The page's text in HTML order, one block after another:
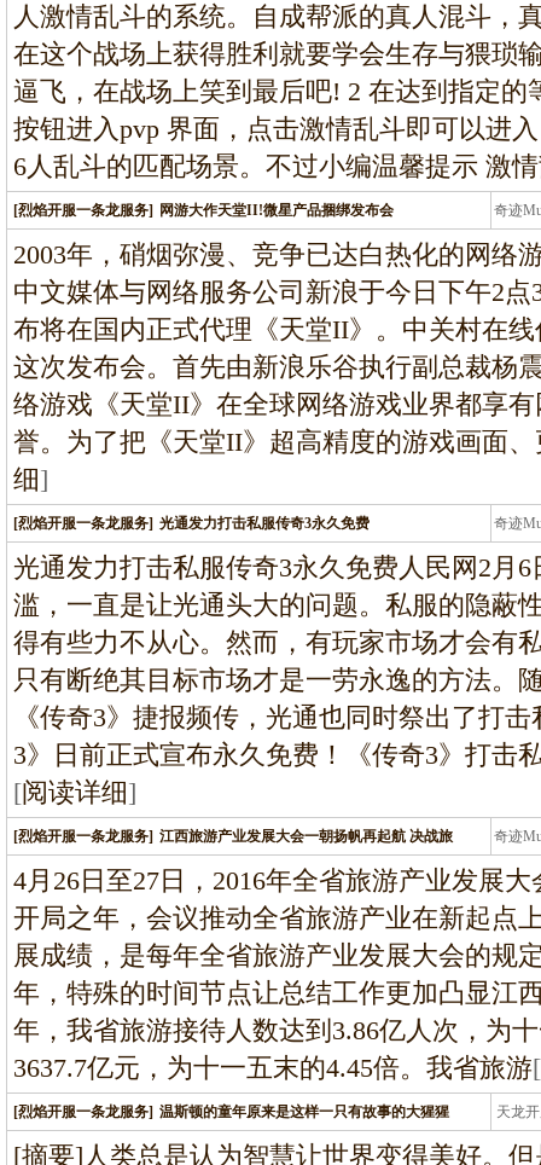
人激情乱斗的系统。自成帮派的真人混斗，
在这个战场上获得胜利就要学会生存与猥琐
逼飞，在战场上笑到最后吧! 2 在达到指定
按钮进入pvp 界面，点击激情乱斗即可以进
6人乱斗的匹配场景。不过小编温馨提示 激
[烈焰开服一条龙服务] 网游大作天堂II!微星产品捆绑发布会 奇迹
条
2003年，硝烟弥漫、竞争已达白热化的网络
中文媒体与网络服务公司新浪于今日下午2
布将在国内正式代理《天堂II》。中关村在
这次发布会。首先由新浪乐谷执行副总裁杨
络游戏《天堂II》在全球网络游戏业界都享
誉。为了把《天堂II》超高精度的游戏画面
细]
[烈焰开服一条龙服务] 光通发力打击私服传奇3永久免费 奇迹
条
光通发力打击私服传奇3永久免费人民网2月
滥，一直是让光通头大的问题。私服的隐蔽
得有些力不从心。然而，有玩家市场才会有
只有断绝其目标市场才是一劳永逸的方法。
《传奇3》捷报频传，光通也同时祭出了打
3》日前正式宣布永久免费！《传奇3》打击
[阅读详细]
[烈焰开服一条龙服务] 江西旅游产业发展大会一朝扬帆再起航 决战旅 奇迹
条
4月26日至27日，2016年全省旅游产业发展
开局之年，会议推动全省旅游产业在新起点
展成绩，是每年全省旅游产业发展大会的规
年，特殊的时间节点让总结工作更加凸显江
年，我省旅游接待人数达到3.86亿人次，为
3637.7亿元，为十一五末的4.45倍。我省旅游[
[烈焰开服一条龙服务] 温斯顿的童年原来是这样一只有故事的大猩猩 天龙
龙
[摘要]人类总是认为智慧让世界变得美好。